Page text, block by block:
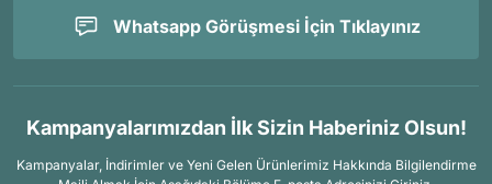
Whatsapp Görüşmesi İçin Tıklayınız
Kampanyalarımızdan İlk Sizin Haberiniz Olsun!
Kampanyalar, İndirimler ve Yeni Gelen Ürünlerimiz Hakkında Bilgilendirme